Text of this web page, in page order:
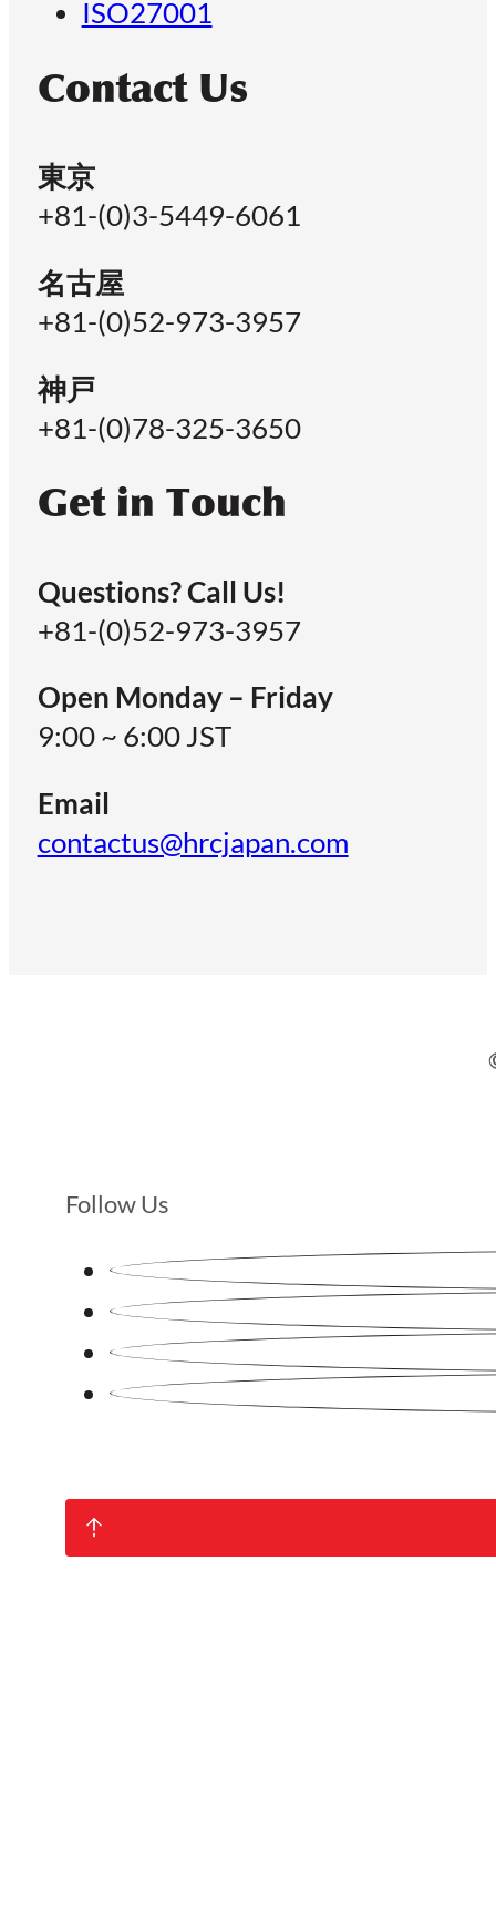
ISO27001
Contact Us
東京
+81-(0)3-5449-6061
名古屋
+81-(0)52-973-3957
神戸
+81-(0)78-325-3650
Get in Touch
Questions? Call Us!
+81-(0)52-973-3957
Open Monday – Friday
9:00 ~ 6:00 JST
Email
contactus@hrcjapan.com
Follow Us